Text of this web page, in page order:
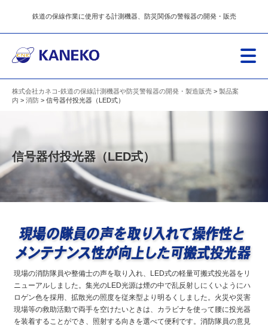
鉄道の保線作業に使用する計測機器、防災関係の警報器の開発・販売
株式会社カネコ-鉄道の保線計測機器や防災警報器の開発・製造販売 > 製品案
内 > 消防 > 信号器付投光器（LED式）
信号器付投光器（LED式）
現場の消防隊員や整備士の声を取り入れ、LED式の軽量可搬式投光器をリ
ニューアルしました。集光のLED光源は煙の中で乱反射しにくいようにハ
ロゲン色を採用、拡散光の照度を従来型より明るくしました。火災や災害
現場等の救助活動で両手を空けたいときは、カラビナを使って腰に投光器
を装着することができ、照射する向きを選べて便利です。消防隊員の意見